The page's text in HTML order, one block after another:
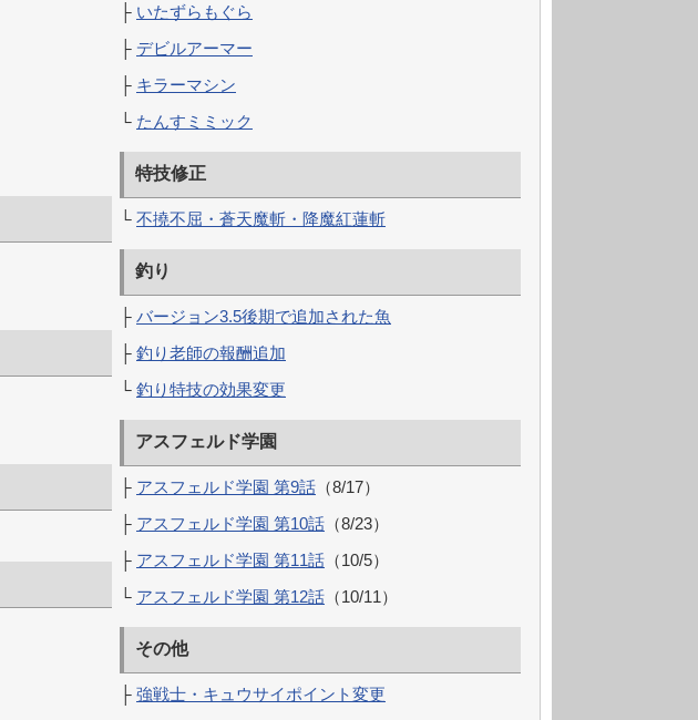
├ いたずらもぐら
├ デビルアーマー
├ キラーマシン
└ たんすミミック
特技修正
└ 不撓不屈・蒼天魔斬・降魔紅蓮斬
釣り
├ バージョン3.5後期で追加された魚
├ 釣り老師の報酬追加
└ 釣り特技の効果変更
アスフェルド学園
├ アスフェルド学園 第9話（8/17）
├ アスフェルド学園 第10話（8/23）
├ アスフェルド学園 第11話（10/5）
└ アスフェルド学園 第12話（10/11）
その他
├ 強戦士・キュウサイポイント変更